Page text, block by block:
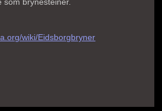
wiki/Eidsborgbryner